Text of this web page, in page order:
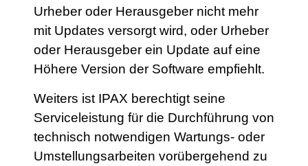
Urheber oder Herausgeber nicht mehr
mit Updates versorgt wird, oder Urheber
oder Herausgeber ein Update auf eine
Höhere Version der Software empfiehlt.
Weiters ist IPAX berechtigt seine
Serviceleistung für die Durchführung von
technisch notwendigen Wartungs- oder
Umstellungsarbeiten vorübergehend zu